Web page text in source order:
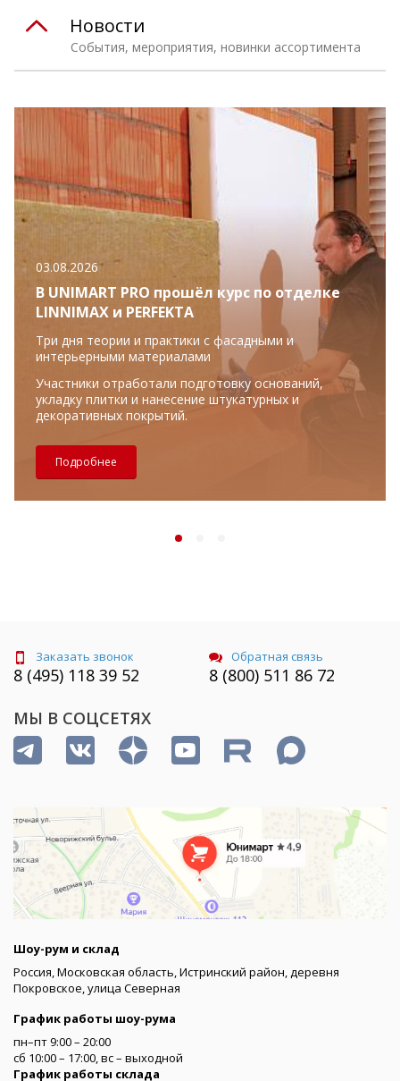
События, мероприятия, новинки ассортимента
Новости
03.08.2026
В UNIMART PRO прошёл курс по отделке
LINNIMAX и PERFEKTA
Три дня теории и практики с фасадными и
интерьерными материалами
Участники отработали подготовку оснований,
укладку плитки и нанесение штукатурных и
декоративных покрытий.
Подробнее
Заказать звонок
8 (495) 118 39 52
Обратная связь
8 (800) 511 86 72
МЫ В СОЦСЕТЯХ
Шоу-рум и склад
Россия, Московская область, Истринский район, деревня
Покровское, улица Северная
График работы шоу-рума
пн–пт 9:00 – 20:00
сб 10:00 – 17:00, вс – выходной
График работы склада